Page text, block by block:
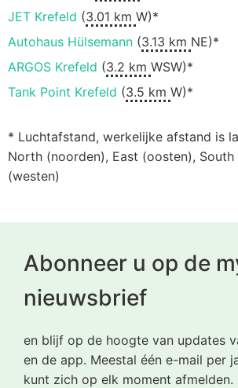
JET Krefeld (3.01 km W)*
Autohaus Hülsemann (3.13 km NE)*
ARGOS Krefeld (3.2 km WSW)*
Tank Point Krefeld (3.5 km W)*
* Luchtafstand, werkelijke afstand is
North (noorden), East (oosten), South
(westen)
Abonneer u op de
nieuwsbrief
en blijf op de hoogte van updates
en de app. Meestal één e-mail per
kunt zich op elk moment afmelden.